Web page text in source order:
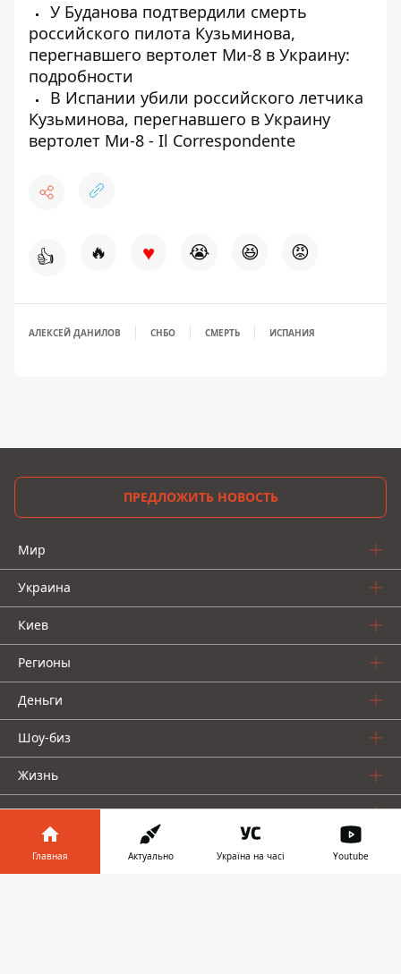
У Буданова подтвердили смерть
российского пилота Кузьминова,
перегнавшего вертолет Ми-8 в Украину:
подробности
В Испании убили российского летчика
Кузьминова, перегнавшего в Украину
вертолет Ми-8 - Il Correspondente
👍 🔥 ♥ 😭 😆 😡
АЛЕКСЕЙ ДАНИЛОВ СНБО СМЕРТЬ ИСПАНИЯ
ПРЕДЛОЖИТЬ НОВОСТЬ
Мир
Украина
Киев
Регионы
Деньги
Шоу-биз
Жизнь
О нас
Главная Актуально Україна на часі Youtube